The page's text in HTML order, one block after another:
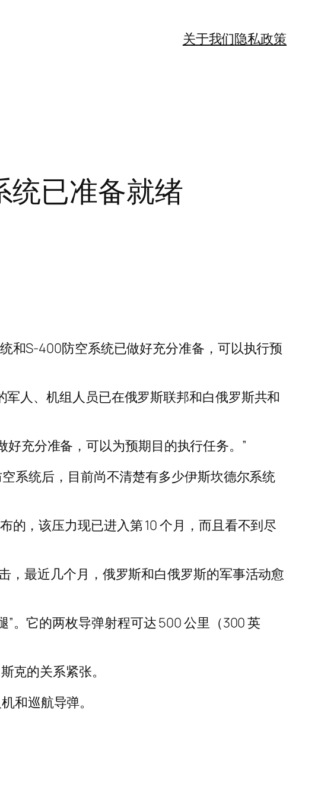
关于我们隐私政策
统已准备就绪
和S-400防空系统已做好充分准备，可以执行预
人、机组人员已在俄罗斯联邦和白俄罗斯共和
充分准备，可以为预期目的执行任务。”
系统后，目前尚不清楚有多少伊斯坎德尔系统
，该压力现已进入第 10 个月，而且看不到尽
，最近几个月，俄罗斯和白俄罗斯的军事活动愈
”。它的两枚导弹射程可达 500 公里（300 英
的关系紧张。
和巡航导弹。